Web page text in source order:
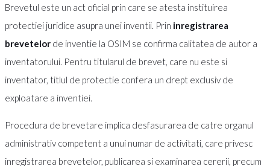
Brevetul este un act oficial prin care se atesta instituirea
protectiei juridice asupra unei inventii. Prin inregistrarea
brevetelor de inventie la OSIM se confirma calitatea de autor a
inventatorului. Pentru titularul de brevet, care nu este si
inventator, titlul de protectie confera un drept exclusiv de
exploatare a inventiei.
Procedura de brevetare implica desfasurarea de catre organul
administrativ competent a unui numar de activitati, care privesc
inregistrarea brevetelor, publicarea si examinarea cererii, precum